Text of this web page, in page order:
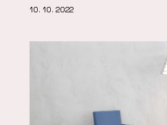
10. 10. 2022